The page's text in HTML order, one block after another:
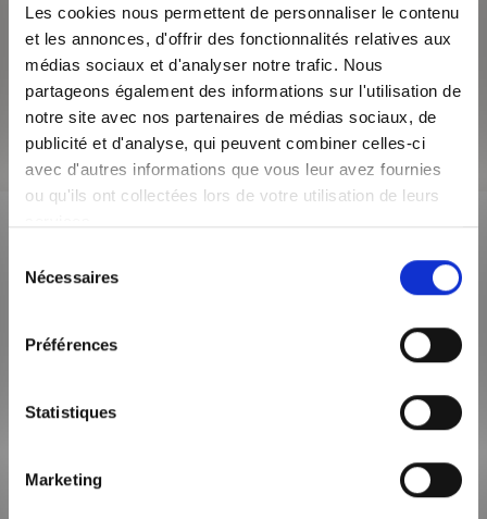
Les cookies nous permettent de personnaliser le contenu
et les annonces, d'offrir des fonctionnalités relatives aux
médias sociaux et d'analyser notre trafic. Nous
partageons également des informations sur l'utilisation de
notre site avec nos partenaires de médias sociaux, de
publicité et d'analyse, qui peuvent combiner celles-ci
avec d'autres informations que vous leur avez fournies
ou qu'ils ont collectées lors de votre utilisation de leurs
Nécessaires
Préférences
Statistiques
Marketing
nombreuses rénovations. Quartier populaire et agréable à
vivre, les prix restent accessibles et attractifs, notamment en
montant vers les quartiers de la Duchère et la Sauvegarde
découvrir les secrets de l’île Barbe.